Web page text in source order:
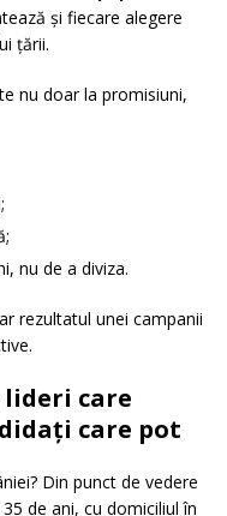
și fiecare alegere
țării.
nu doar la promisiuni,
nu de a diviza.
rezultatul unei campanii
lideri care
care pot
Din punct de vedere
de ani, cu domiciliul în